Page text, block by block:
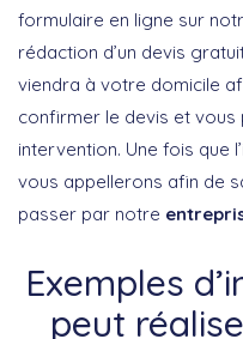
formulaire en ligne sur
rédaction d’un devis
viendra à votre domicile
confirmer le devis et
intervention. Une fois que
vous appellerons afin de
passer par notre
Exemples
peut